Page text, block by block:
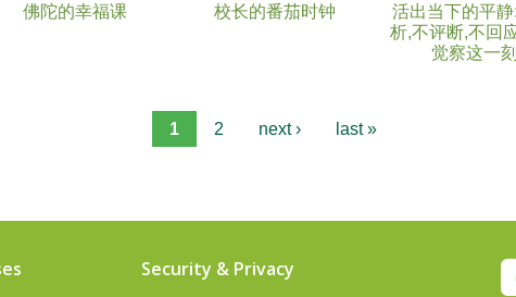
佛陀的幸福课 校长的番茄时钟
活出当下的平
析,不评断,不回
觉察这一
1 2 next › last »
Security & Privacy